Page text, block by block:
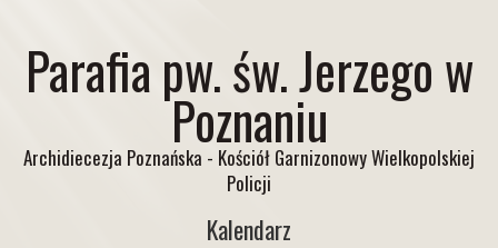
Parafia pw. św. Jerzego w
Poznaniu
Archidiecezja Poznańska - Kościół Garnizonowy Wielkopolskiej
Policji
Kalendarz